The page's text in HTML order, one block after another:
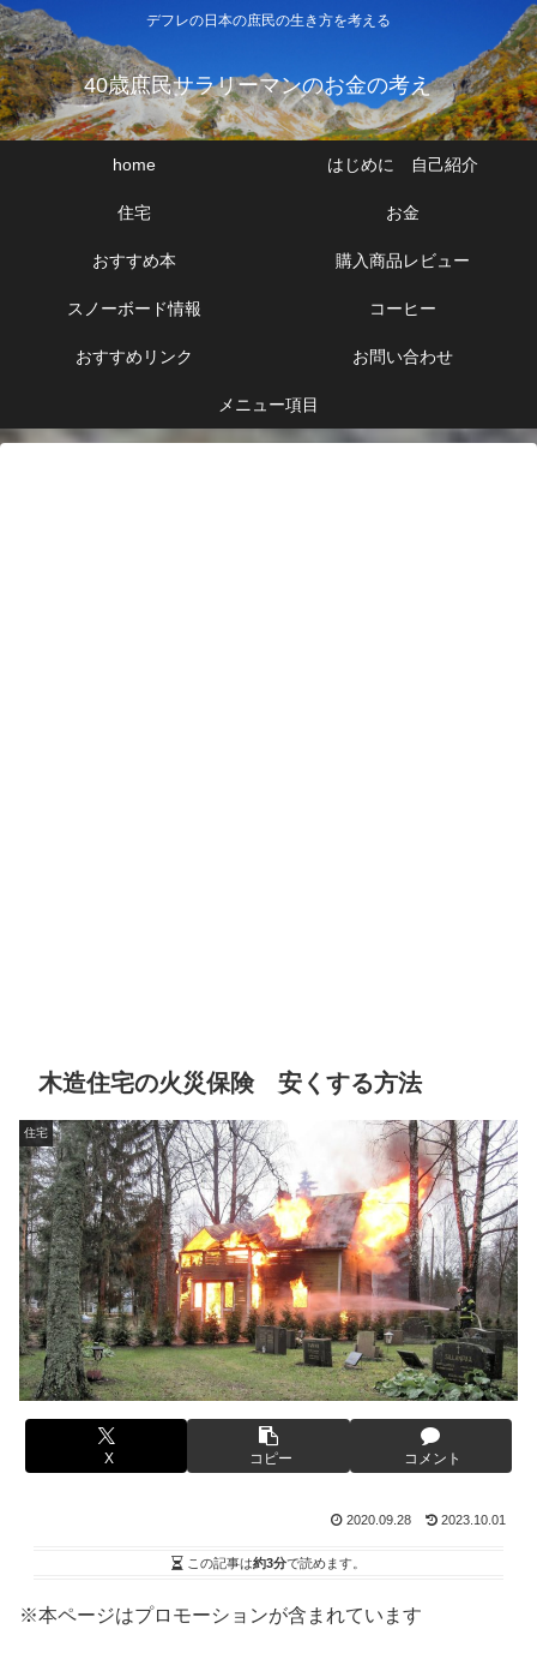
デフレの日本の庶民の生き方を考える
40歳庶民サラリーマンのお金の考え
home はじめに 自己紹介
住宅 お金
おすすめ本 購入商品レビュー
スノーボード情報 コーヒー
おすすめリンク お問い合わせ
メニュー項目
木造住宅の火災保険 安くする方法
住宅
X コピー コメント
2020.09.28 2023.10.01
この記事は約3分で読めます。
※本ページはプロモーションが含まれています